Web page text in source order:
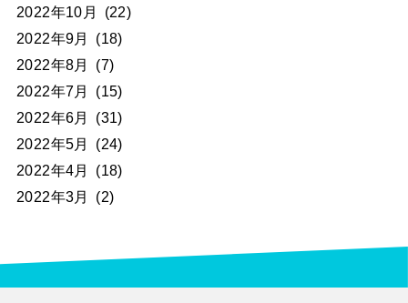
2022年10月
(22)
2022年9月
(18)
2022年8月
(7)
2022年7月
(15)
2022年6月
(31)
2022年5月
(24)
2022年4月
(18)
2022年3月
(2)